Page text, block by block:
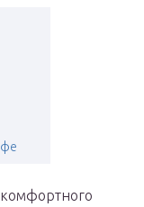
комфортного